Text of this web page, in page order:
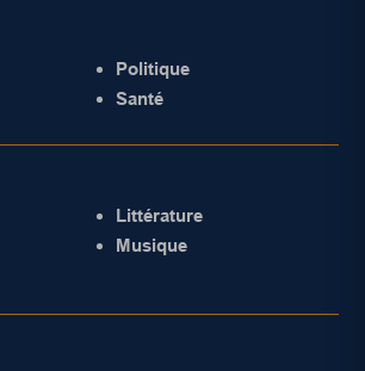
Politique
Santé
Littérature
Musique